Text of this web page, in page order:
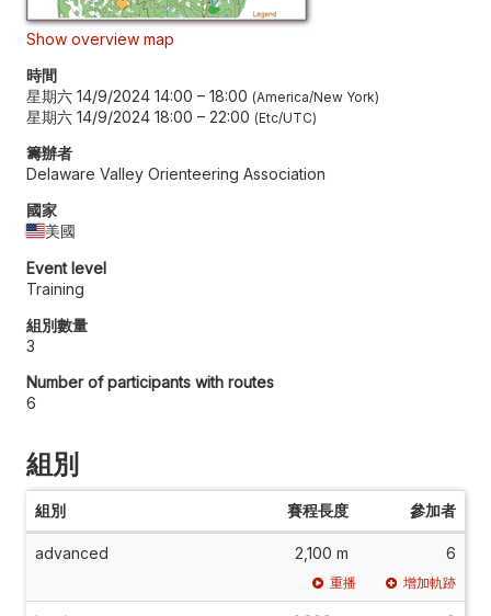
Show overview map
時間
星期六 14/9/2024 14:00 – 18:00 America/New York
星期六 14/9/2024 18:00 – 22:00 Etc/UTC
籌辦者
Delaware Valley Orienteering Association
國家
美國
Event level
Training
組別數量
3
Number of participants with routes
6
組別
組別 賽程長度 參加者
advanced 2,100 m 6
重播 增加軌跡